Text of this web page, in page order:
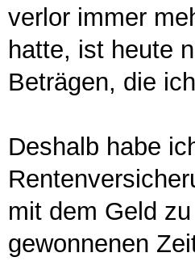
verlor immer
hatte, ist heute
Beträgen, die
Deshalb habe
mit dem Geld
gewonnenen